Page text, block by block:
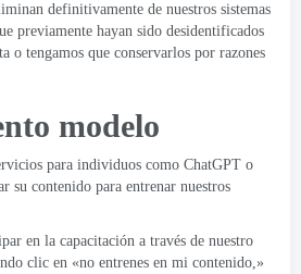
definitivamente de nuestros sistemas
previamente hayan sido desidentificados
o tengamos que conservarlos por razones
modelo
para individuos como ChatGPT o
su contenido para entrenar nuestros
en la capacitación a través de nuestro
clic en «no entrenes en mi contenido,»